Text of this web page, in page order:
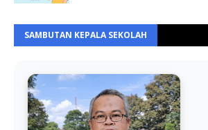
SAMBUTAN KEPALA SEKOLAH